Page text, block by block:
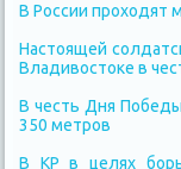
В России проходят
Настоящей
Владивостоке в
В честь Дня
350 метров
В КР в целях